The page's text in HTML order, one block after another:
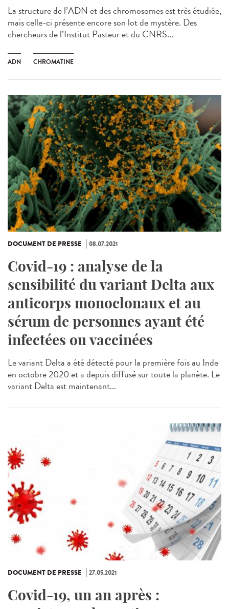
La structure de l’ADN et des chromosomes est très étudiée,
mais celle-ci présente encore son lot de mystère. Des
chercheurs de l’Institut Pasteur et du CNRS...
ADN CHROMATINE
DOCUMENT DE PRESSE 08.07.2021
Covid-19 : analyse de la
sensibilité du variant Delta aux
anticorps monoclonaux et au
sérum de personnes ayant été
infectées ou vaccinées
Le variant Delta a été détecté pour la première fois au Inde
en octobre 2020 et a depuis diffusé sur toute la planète. Le
variant Delta est maintenant...
DOCUMENT DE PRESSE 27.05.2021
Covid-19, un an après :